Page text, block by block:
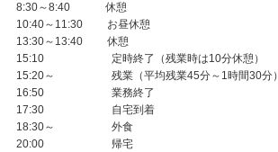
8:30～8:40 休憩
10:40～11:30 お昼休憩
13:30～13:40 休憩
15:10 定時終了（残業時は10分休憩）
15:20～ 残業（平均残業45分～1時間30分）
16:50 業務終了
17:30 自宅到着
18:30～ 外食
20:00 帰宅